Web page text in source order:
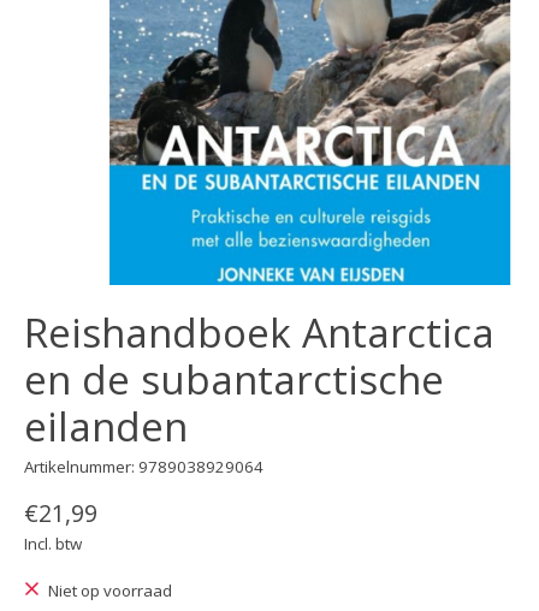
Reishandboek Antarctica
en de subantarctische
eilanden
Artikelnummer: 9789038929064
€21,99
Incl. btw
Niet op voorraad